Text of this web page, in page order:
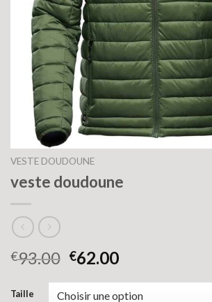
VESTE DOUDOUNE
veste doudoune
€93.00 €62.00
Taille